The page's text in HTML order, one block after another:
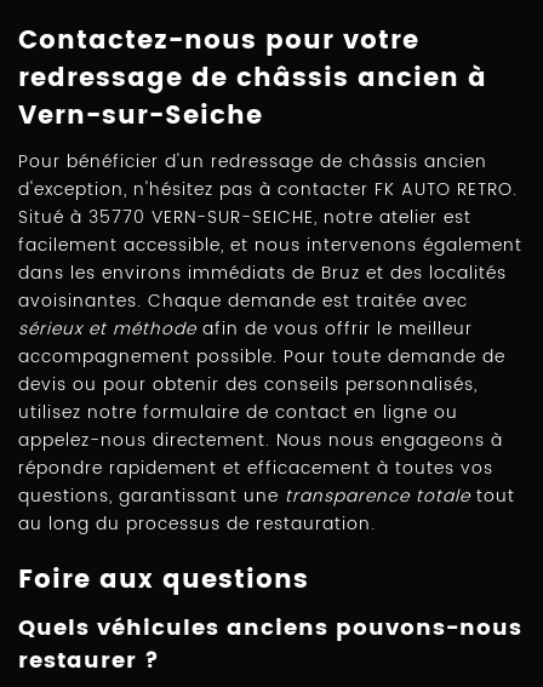
Contactez-nous pour votre
redressage de châssis ancien à
Vern-sur-Seiche
Pour bénéficier d'un redressage de châssis ancien
d'exception, n'hésitez pas à contacter FK AUTO RETRO.
Situé à 35770 VERN-SUR-SEICHE, notre atelier est
facilement accessible, et nous intervenons également
dans les environs immédiats de Bruz et des localités
avoisinantes. Chaque demande est traitée avec
sérieux et méthode afin de vous offrir le meilleur
accompagnement possible. Pour toute demande de
devis ou pour obtenir des conseils personnalisés,
utilisez notre formulaire de contact en ligne ou
appelez-nous directement. Nous nous engageons à
répondre rapidement et efficacement à toutes vos
questions, garantissant une transparence totale tout
au long du processus de restauration.
Foire aux questions
Quels véhicules anciens pouvons-nous
restaurer ?